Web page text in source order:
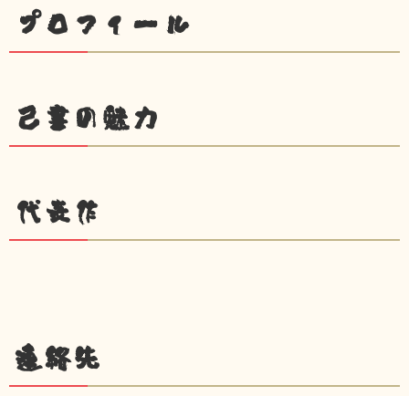
プロフィール
己書の魅力
代表作
連絡先